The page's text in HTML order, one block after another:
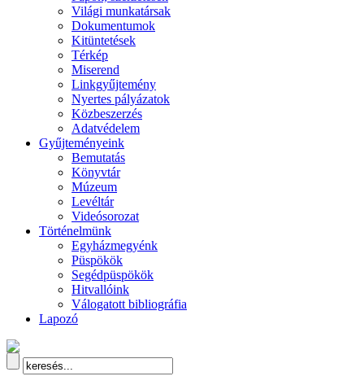
Világi munkatársak
Dokumentumok
Kitüntetések
Térkép
Miserend
Linkgyűjtemény
Nyertes pályázatok
Közbeszerzés
Adatvédelem
Gyűjteményeink
Bemutatás
Könyvtár
Múzeum
Levéltár
Videósorozat
Történelmünk
Egyházmegyénk
Püspökök
Segédpüspökök
Hitvallóink
Válogatott bibliográfia
Lapozó